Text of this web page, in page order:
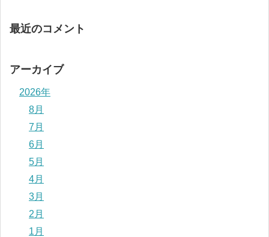
最近のコメント
アーカイブ
2026年
8月
7月
6月
5月
4月
3月
2月
1月